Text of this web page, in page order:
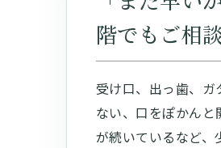
階でもご相
受け口、出っ歯、
ない、口をぽかんと
が続いているなど、